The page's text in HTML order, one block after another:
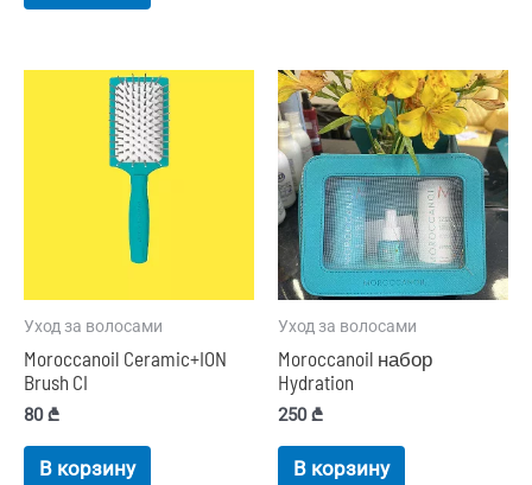
Уход за волосами
Moroccanoil Ceramic+ION
Brush CI
80₾
В корзину
Уход за волосами
Moroccanoil набор
Hydration
250₾
В корзину